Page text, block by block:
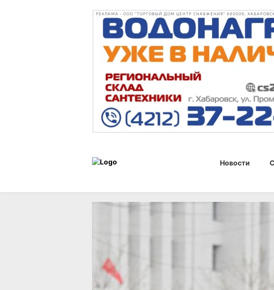
РЕКЛАМА • ООО "ТОРГОВЫЙ ДОМ ЦЕНТР СНАБЖЕНИЯ" 680009,
Новости
Новости
Из-за репетиций
Парада
в Хабаровске